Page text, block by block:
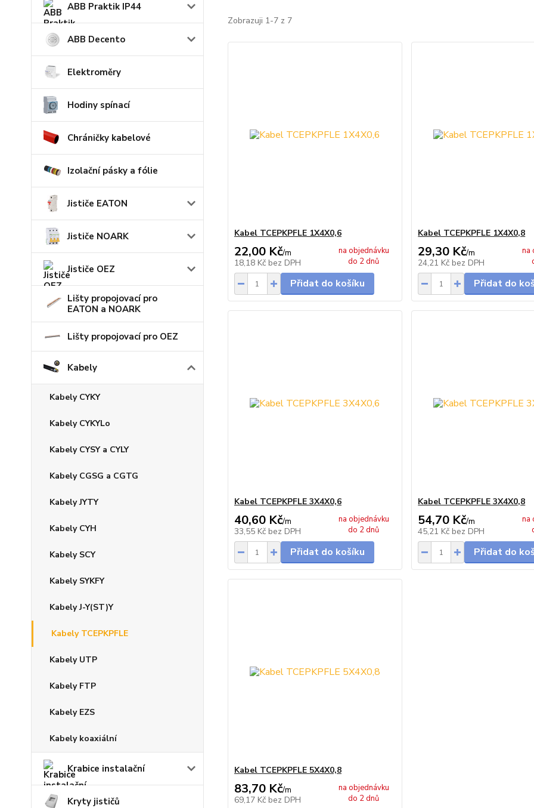
ABB Praktik IP44
ABB Decento
Elektroměry
Hodiny spínací
Chráničky kabelové
Izolační pásky a fólie
Jističe EATON
Jističe NOARK
Jističe OEZ
Lišty propojovací pro
EATON a NOARK
Lišty propojovací pro OEZ
Kabely
Kabely CYKY
Kabely CYKYLo
Kabely CYSY a CYLY
Kabely CGSG a CGTG
Kabely JYTY
Kabely CYH
Kabely SCY
Kabely SYKFY
Kabely J-Y(ST)Y
Kabely TCEPKPFLE
Kabely UTP
Kabely FTP
Kabely EZS
Kabely koaxiální
Krabice instalační
Kryty jističů
Zobrazuji 1-7 z 7
Kabel TCEPKPFLE 1X4X0,6
22,00 Kč/m
18,18 Kč bez DPH
na objednávku
do 2 dnů
Přidat do košíku
Kabel TCEPKPFLE 1X4X0,8
29,30 Kč/m
24,21 Kč bez DPH
na
Přidat do
Kabel TCEPKPFLE 3X4X0,6
40,60 Kč/m
33,55 Kč bez DPH
na objednávku
do 2 dnů
Přidat do košíku
Kabel TCEPKPFLE 3X4X0,8
54,70 Kč/m
45,21 Kč bez DPH
na
Přidat do
Kabel TCEPKPFLE 5X4X0,8
83,70 Kč/m
69,17 Kč bez DPH
na objednávku
do 2 dnů